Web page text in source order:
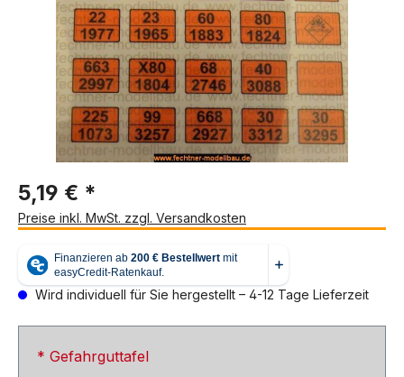
5,19 € *
Preise inkl. MwSt. zzgl. Versandkosten
Wird individuell für Sie hergestellt – 4-12 Tage Lieferzeit
* Gefahrguttafel